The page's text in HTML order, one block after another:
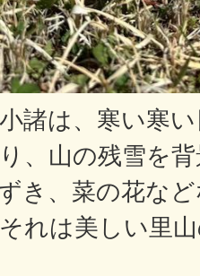
諸は、寒い寒
、山の残雪を
き、菜の花な
れは美しい里